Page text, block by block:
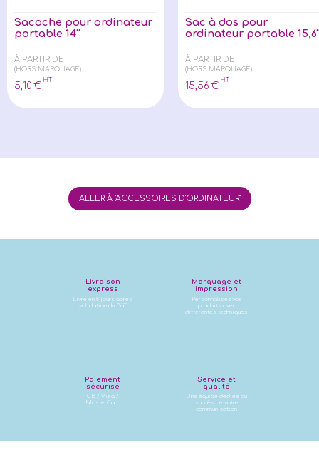
Sacoche pour ordinateur
portable 14''
À PARTIR DE
(HORS MARQUAGE)
5,10 €
HT
Sac à dos pour
ordinateur portable
À PARTIR DE
(HORS MARQUAGE)
15,56 €
HT
ALLER À "ACCESSOIRES D'ORDINATEUR"
Livraison
express
Livré en 8 jours après
validation du BàT
Marquage et
impression
Personnalisez vos
produits avec
différentes techniques
Paiement
sécurisé
CB / Visa /
MasterCard
Service et
qualité
Une équipe dédiée au
succès de votre
communication